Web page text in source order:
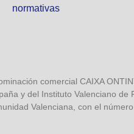
normativas
comercial CAIXA
y del Instituto Valenciano
Valenciana, con el